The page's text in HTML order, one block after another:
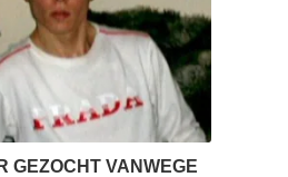
GEZOCHT VANWEGE